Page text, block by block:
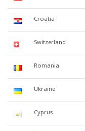
Croatia
Switzerland
Romania
Ukraine
Cyprus